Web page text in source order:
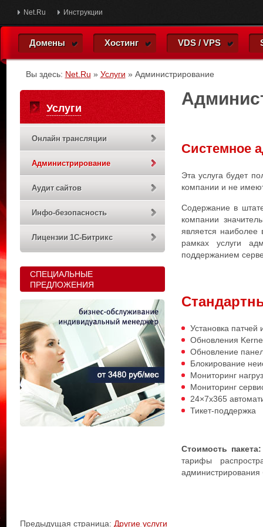
Net.Ru Инструкции
Домены Хостинг VDS / VPS
Вы здесь: Net.Ru » Услуги » Администрирование
Системное
Эта услуга будет
компании и не
Содержание в
компании
является
рамках услуги
поддержанием
Установка патчей
Обновления
Обновление
Блокирование
Мониторинг
Мониторинг
24×7x365
Тикет-поддержка
Стоимость пакета:
тарифы
Услуги
Онлайн трансляции
Администрирование
Аудит сайтов
Инфо-безопасность
Лицензии 1С-Битрикс
СПЕЦИАЛЬНЫЕ
ПРЕДЛОЖЕНИЯ
Предыдущая страница: Другие услуги